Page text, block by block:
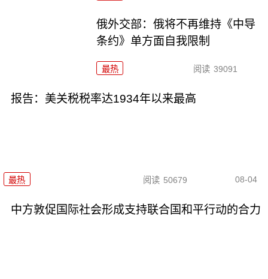
俄外交部：俄将不再维持《中导
条约》单方面自我限制
最热 阅读 39091
报告：美关税税率达1934年以来最高
最热 阅读 50679 08-04
中方敦促国际社会形成支持联合国和平行动的合力